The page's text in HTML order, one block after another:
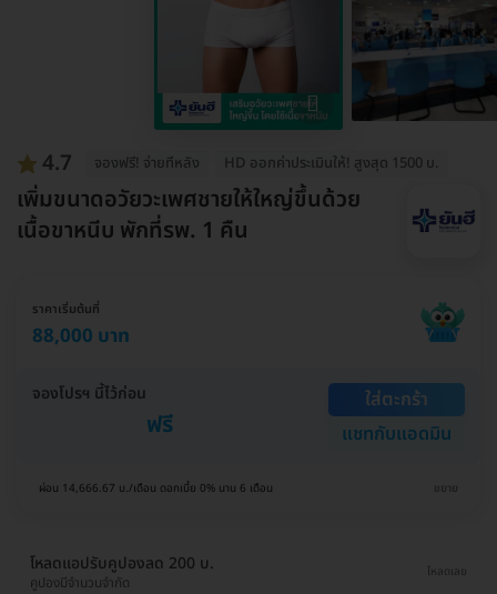
4.7 จองฟรี! จ่ายทีหลัง HD ออกค่าประเมินให้! สูงสุด 1500 บ.
เพิ่มขนาดอวัยวะเพศชายให้ใหญ่ขึ้นด้วย
เนื้อขาหนีบ พักที่รพ. 1 คืน
ราคาเริ่มต้นที่
88,000 บาท
จองโปรฯ นี้ไว้ก่อน
ฟรี
ใส่ตะกร้า
แชทกับแอดมิน
ผ่อน 14,666.67 บ./เดือน ดอกเบี้ย 0% นาน 6 เดือน ขยาย
โหลดแอปรับคูปองลด 200 บ.
คูปองมีจำนวนจำกัด
โหลดเลย